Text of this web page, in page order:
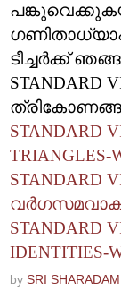
ടീച്ചര്‍ക്ക്
STANDARD
ത്രികോണങ്ങള്‍
STANDARD
TRIANGLES-
STANDARD
STANDARD
IDENTITIES-
by SRI